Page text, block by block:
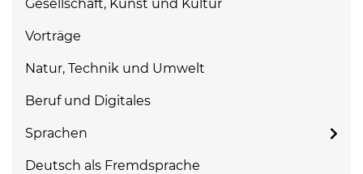
Gesellschaft, Kunst und Kultur
Vorträge
Natur, Technik und Umwelt
Beruf und Digitales
Sprachen
Deutsch als Fremdsprache